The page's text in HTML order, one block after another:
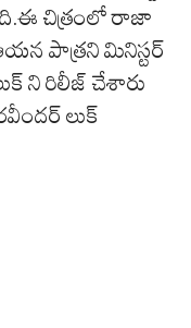
చిత్రంలో రాజా
పాత్రని మినిస్టర్
ని రిలీజ్ చేశారు
లుక్